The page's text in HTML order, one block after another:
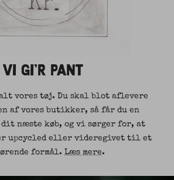
VI GI'R PANT
alt vores tøj. Du skal blot aflevere
af vores butikker, så får du en
næste køb, og vi sørger for, at
upcycled eller videregivet til et
formål. Læs mere.